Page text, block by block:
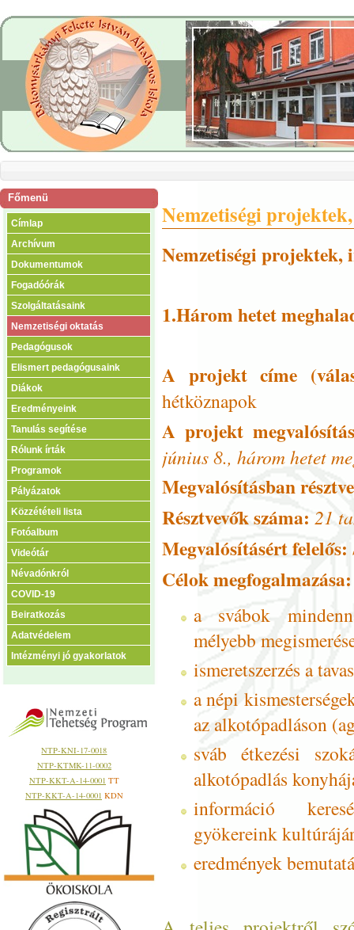
Főmenü
Címlap
Archívum
Dokumentumok
Fogadóórák
Szolgáltatásaink
Nemzetiségi oktatás
Pedagógusok
Elismert pedagógusaink
Diákok
Eredményeink
Tanulás segítése
Rólunk írták
Programok
Pályázatok
Közzétételi lista
Fotóalbum
Videótár
Névadónkról
COVID-19
Beiratkozás
Adatvédelem
Intézményi jó gyakorlatok
NTP-KNI-17-0018
NTP-KTMK-11-0002
NTP-KKT-A-14-0001 TT
NTP-KKT-A-14-0001 KDN
Nemzetiségi
Nemzetiségi projektek,
1.Három hetet
A projekt címe
hétköznapok
A projekt
június 8., három hetet
Megvalósításban
Résztvevők száma: 21
Megvalósításért felelős:
Célok megfogalmazása:
a svábok
mélyebb
ismeretszerzés a
a népi
az alkotópadláson
sváb étkezési
alkotópadlás
információ
gyökereink
eredmények